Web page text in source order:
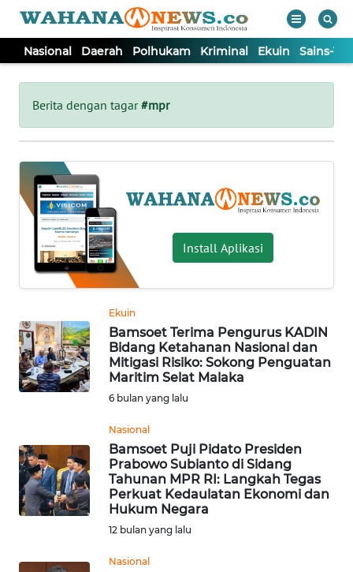
Nasional Daerah Polhukam Kriminal Ekuin Sains-
Berita dengan tagar#mpr
Install Aplikasi
Ekuin
Bamsoet Terima Pengurus KADIN
Bidang Ketahanan Nasional dan
Mitigasi Risiko: Sokong Penguatan
Maritim Selat Malaka
6 bulan yang lalu
Nasional
Bamsoet Puji Pidato Presiden
Prabowo Subianto di Sidang
Tahunan MPR RI: Langkah Tegas
Perkuat Kedaulatan Ekonomi dan
Hukum Negara
12 bulan yang lalu
Nasional
Tutup
NASIONAL
DAERAH
POLHUKAM
KRIMINAL
EKUIN
SAINS-TEKNO
INTERNASIONAL
SERBA-SERBI